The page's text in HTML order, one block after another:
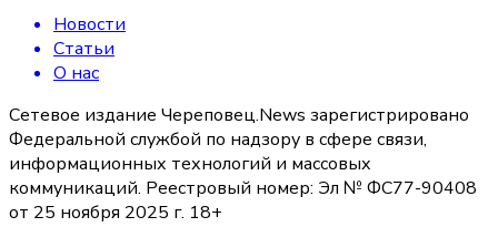
Новости
Статьи
О нас
Сетевое издание Череповец.News зарегистрировано
Федеральной службой по надзору в сфере связи,
информационных технологий и массовых
коммуникаций. Реестровый номер: Эл № ФС77-90408
от 25 ноября 2025 г. 18+